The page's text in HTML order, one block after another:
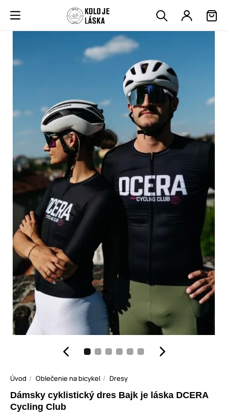
Úvod Oblečenie na bicykel Dresy
Dámsky cyklistický dres Bajk je láska DCERA
Cycling Club